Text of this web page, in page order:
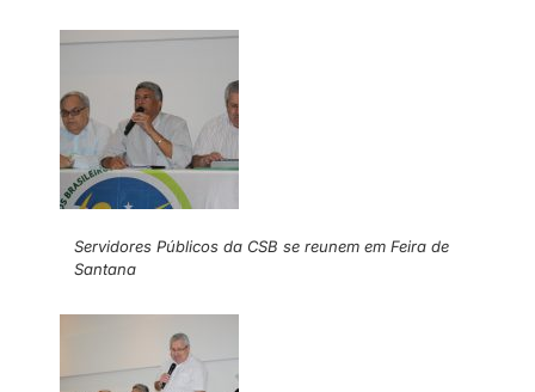
Servidores Públicos da CSB se reunem em Feira de
Santana